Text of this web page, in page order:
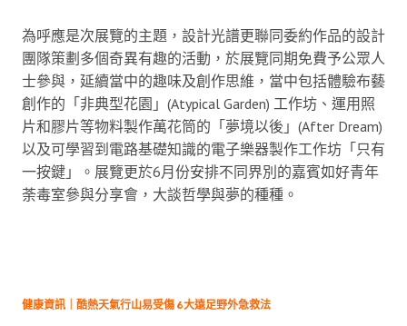
為呼應是次展覽的主題，設計光譜更聯同委約作品的設計
團隊策劃多個奇異有趣的活動，於展覽同期免費予公眾人
士參與，延續當中的趣味及創作思維，當中包括體驗布藝
創作的「非典型花園」(Atypical Garden) 工作坊、運用照
片和膠片等物料製作萬花筒的「夢境以後」(After Dream)
以及可學習到電路基礎知識的電子樂器製作工作坊「只有
一按鍵」。展覽更於6月份安排不同界別的嘉賓如好青年
荼毒室參與分享會，大談哲學與夢的種種。
健康資訊｜酷熱天氣行山易受傷 6大遠足野外急救法